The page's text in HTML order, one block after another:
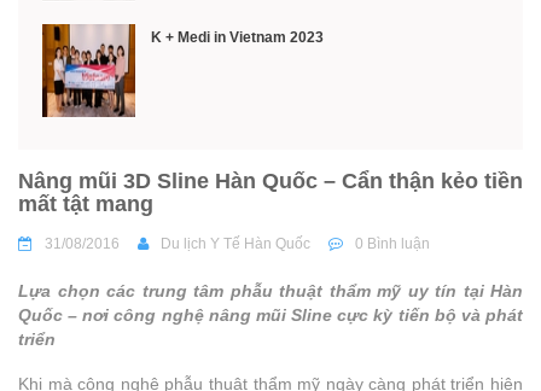
K + Medi in Vietnam 2023
Nâng mũi 3D Sline Hàn Quốc – Cẩn thận kẻo tiền
mất tật mang
31/08/2016 Du lịch Y Tế Hàn Quốc 0 Bình luận
Lựa chọn các trung tâm phẫu thuật thẩm mỹ uy tín tại Hàn
Quốc – nơi công nghệ nâng mũi Sline cực kỳ tiến bộ và phát
triển
Khi mà công nghệ phẫu thuật thẩm mỹ ngày càng phát triển hiện